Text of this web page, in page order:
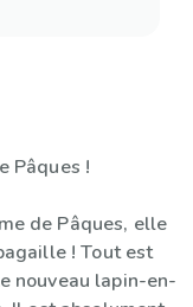
Pâques !
de Pâques, elle
! Tout est
nouveau lapin-en-